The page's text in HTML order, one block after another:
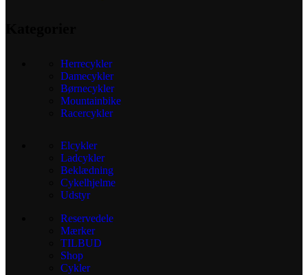
Herrecykler
Damecykler
Børnecykler
Mountainbike
Racercykler
Elcykler
Ladcykler
Beklædning
Cykelhjelme
Udstyr
Reservedele
Mærker
TILBUD
Shop
Cykler